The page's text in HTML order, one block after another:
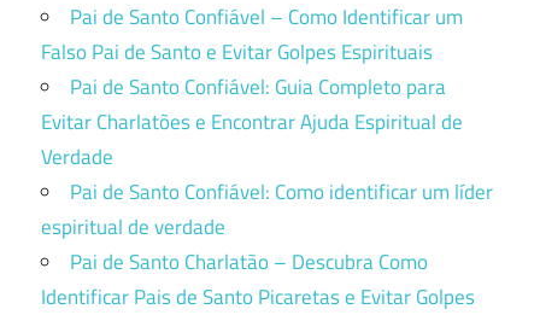
Pai de Santo Confiável – Como Identificar um
Falso Pai de Santo e Evitar Golpes Espirituais
Pai de Santo Confiável: Guia Completo para
Evitar Charlatões e Encontrar Ajuda Espiritual de
Verdade
Pai de Santo Confiável: Como identificar um líder
espiritual de verdade
Pai de Santo Charlatão – Descubra Como
Identificar Pais de Santo Picaretas e Evitar Golpes